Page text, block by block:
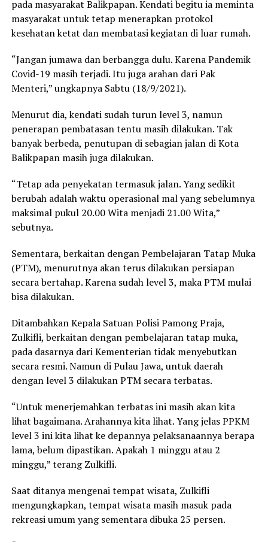
pada masyarakat Balikpapan. Kendati begitu ia meminta
masyarakat untuk tetap menerapkan protokol
kesehatan ketat dan membatasi kegiatan di luar rumah.
“Jangan jumawa dan berbangga dulu. Karena Pandemik
Covid-19 masih terjadi. Itu juga arahan dari Pak
Menteri,” ungkapnya Sabtu (18/9/2021).
Menurut dia, kendati sudah turun level 3, namun
penerapan pembatasan tentu masih dilakukan. Tak
banyak berbeda, penutupan di sebagian jalan di Kota
Balikpapan masih juga dilakukan.
“Tetap ada penyekatan termasuk jalan. Yang sedikit
berubah adalah waktu operasional mal yang sebelumnya
maksimal pukul 20.00 Wita menjadi 21.00 Wita,”
sebutnya.
Sementara, berkaitan dengan Pembelajaran Tatap Muka
(PTM), menurutnya akan terus dilakukan persiapan
secara bertahap. Karena sudah level 3, maka PTM mulai
bisa dilakukan.
Ditambahkan Kepala Satuan Polisi Pamong Praja,
Zulkifli, berkaitan dengan pembelajaran tatap muka,
pada dasarnya dari Kementerian tidak menyebutkan
secara resmi. Namun di Pulau Jawa, untuk daerah
dengan level 3 dilakukan PTM secara terbatas.
“Untuk menerjemahkan terbatas ini masih akan kita
lihat bagaimana. Arahannya kita lihat. Yang jelas PPKM
level 3 ini kita lihat ke depannya pelaksanaannya berapa
lama, belum dipastikan. Apakah 1 minggu atau 2
minggu,” terang Zulkifli.
Saat ditanya mengenai tempat wisata, Zulkifli
mengungkapkan, tempat wisata masih masuk pada
rekreasi umum yang sementara dibuka 25 persen.